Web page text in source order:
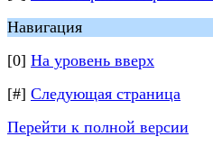
Навигация
[0] На уровень вверх
[#] Следующая страница
Перейти к полной версии